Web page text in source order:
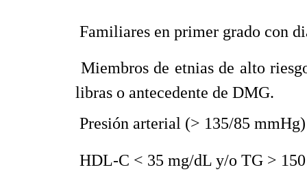
 Familiares en primer grado con
 Miembros de etnias de alto
libras o antecedente de DMG.
 Presión arterial (> 135/85
 HDL-C < 35 mg/dL y/o TG >